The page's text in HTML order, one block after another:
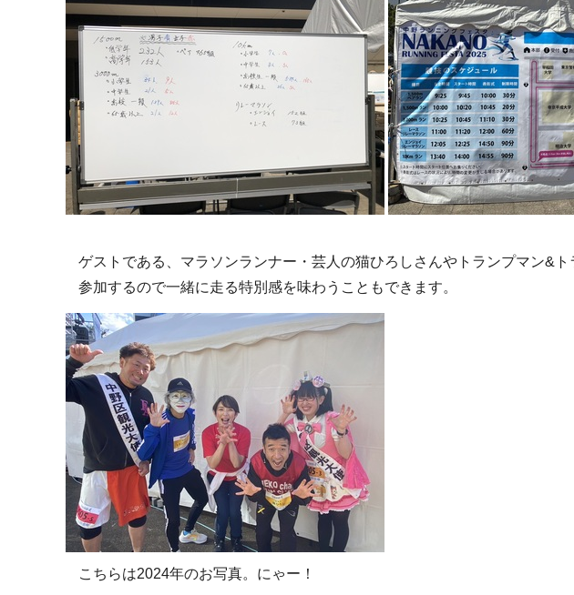
ゲストである、マラソンランナー・芸人の猫ひろしさんやトランプマン&
参加するので一緒に走る特別感を味わうこともできます。
こちらは2024年のお写真。にゃー！